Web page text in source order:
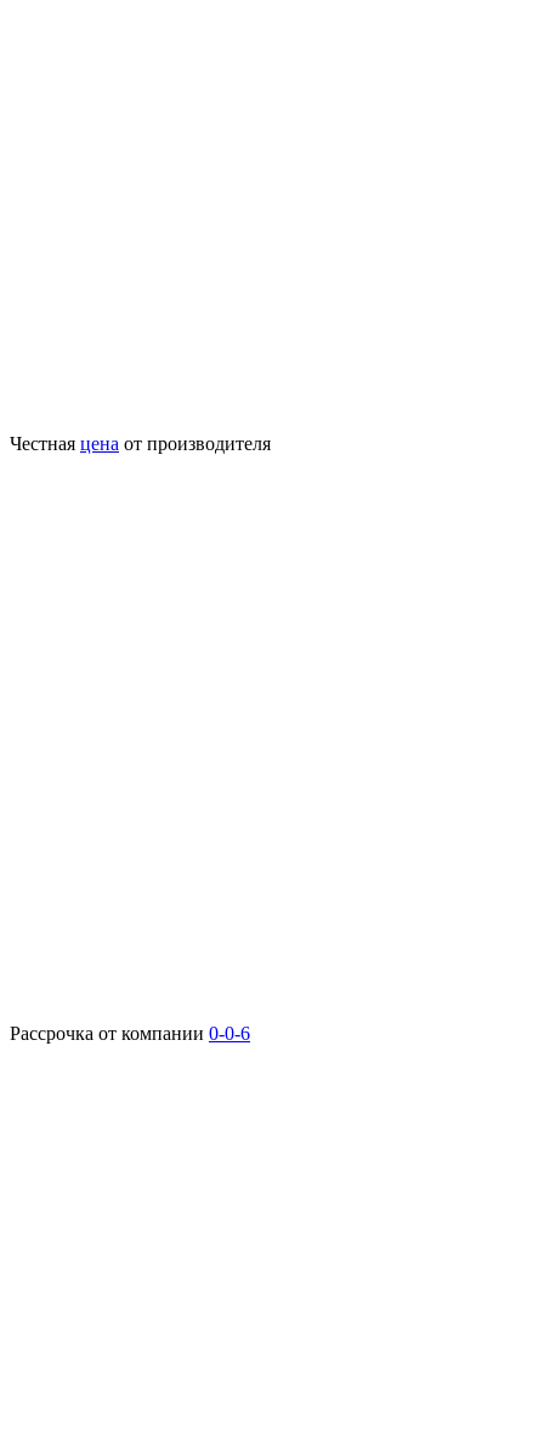
Честная цена от производителя
Рассрочка от компании 0-0-6